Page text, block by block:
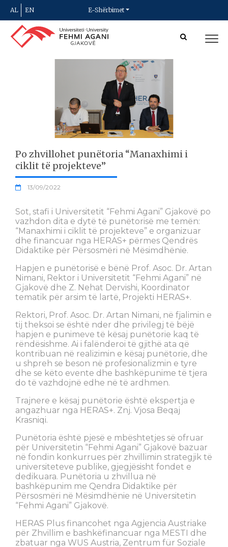
AL EN E-Shërbimet
Po zhvillohet punëtoria “Manaxhimi i
ciklit të projekteve”
13/09/2022
Sot, stafi i Universitetit “Fehmi Agani” Gjakovë po
vazhdon dita e dytë të punëtorisë me temën:
“Manaxhimi i ciklit të projekteve” e organizuar
dhe financuar nga HERAS+ përmes Qendrës
Didaktike për Përsosmëri në Mësimdhënie.
Hapjen e punëtorisë e bënë Prof. Asoc. Dr. Artan
Nimani, Rektor i Universitetit “Fehmi Agani” në
Gjakovë dhe Z. Nehat Dervishi, Koordinator
tematik për arsim të lartë, Projekti HERAS+.
Rektori, Prof. Asoc. Dr. Artan Nimani, në fjalimin e
tij theksoi se është nder dhe privilegj të bëjë
hapjen e punimeve të kësaj punëtorie kaq të
rëndësishme. Ai i falënderoi të gjithë ata që
kontribuan në realizimin e kësaj punëtorie, dhe
u shpreh se beson në profesionalizmin e tyre
dhe se këto evente dhe bashkëpunime të tjera
do të vazhdojnë edhe në të ardhmen.
Trajnere e kësaj punëtorie është ekspertja e
angazhuar nga HERAS+. Znj. Vjosa Beqaj
Krasniqi.
Punëtoria është pjesë e mbështetjes së ofruar
për Universitetin “Fehmi Agani” Gjakovë bazuar
në fondin konkurrues për zhvillimin strategjik të
universiteteve publike, gjegjësisht fondet e
dedikuara. Punëtoria u zhvillua në
bashkëpunim me Qendra Didaktike për
Përsosmëri në Mësimdhënie në Universitetin
“Fehmi Agani” Gjakovë.
HERAS Plus financohet nga Agjencia Austriake
për Zhvillim e bashkëfinancuar nga MESTI dhe
zbatuar nga WUS Austria, Zentrum für Soziale